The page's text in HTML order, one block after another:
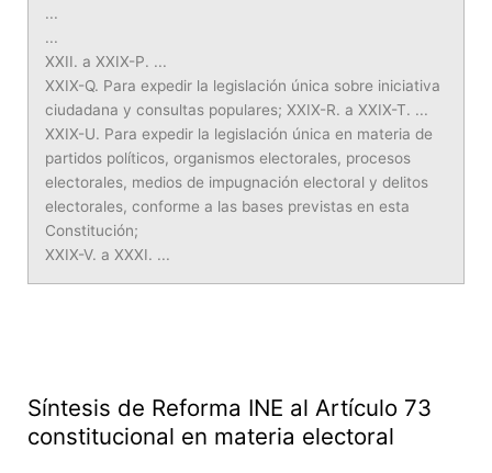
...
...
XXII. a XXIX-P. ...
XXIX-Q. Para expedir la legislación única sobre iniciativa
ciudadana y consultas populares; XXIX-R. a XXIX-T. ...
XXIX-U. Para expedir la legislación única en materia de
partidos políticos, organismos electorales, procesos
electorales, medios de impugnación electoral y delitos
electorales, conforme a las bases previstas en esta
Constitución;
XXIX-V. a XXXI. ...
Síntesis de Reforma INE al Artículo 73
constitucional en materia electoral